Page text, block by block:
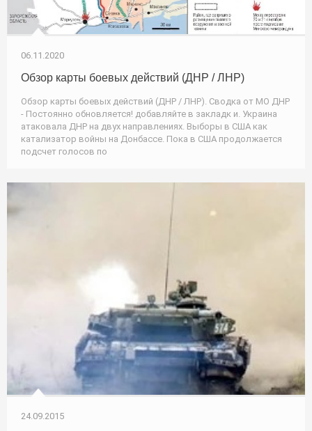
06.11.2020
Обзор карты боевых действий (ДНР / ЛНР)
Обзор карты боевых действий (ДНР / ЛНР). Сводка от МО ДНР
- Постоянно обновляется! добавляйте в закладк и. Украина
атаковала ДНР на двух направлениях. Выборы в США как
катализатор войны на Донбассе. Пока в США продолжается
подсчет голосов по
24.09.2015